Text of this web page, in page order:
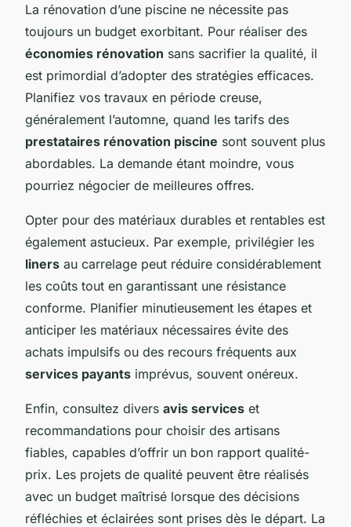
La rénovation d’une piscine ne nécessite pas
toujours un budget exorbitant. Pour réaliser des
économies rénovation sans sacrifier la qualité, il
est primordial d’adopter des stratégies efficaces.
Planifiez vos travaux en période creuse,
généralement l’automne, quand les tarifs des
prestataires rénovation piscine sont souvent plus
abordables. La demande étant moindre, vous
pourriez négocier de meilleures offres.
Opter pour des matériaux durables et rentables est
également astucieux. Par exemple, privilégier les
liners au carrelage peut réduire considérablement
les coûts tout en garantissant une résistance
conforme. Planifier minutieusement les étapes et
anticiper les matériaux nécessaires évite des
achats impulsifs ou des recours fréquents aux
services payants imprévus, souvent onéreux.
Enfin, consultez divers avis services et
recommandations pour choisir des artisans
fiables, capables d’offrir un bon rapport qualité-
prix. Les projets de qualité peuvent être réalisés
avec un budget maîtrisé lorsque des décisions
réfléchies et éclairées sont prises dès le départ. La